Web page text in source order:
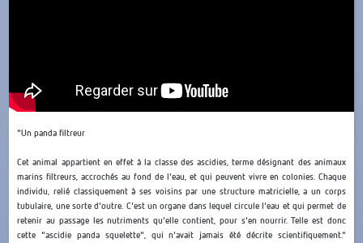
"Un panda filtreur
Cet animal appartient en effet à la classe des ascidies, terme désignant des animaux
marins filtreurs, accrochés au fond de l'eau, et qui peuvent vivre en colonies. Chaque
individu, relié classiquement à ses voisins par une structure matricielle, a un corps
tubulaire, une sorte d'outre. C'est un organe dans lequel circule l'eau et qui permet de
retenir au passage les nutriments qu'elle contient, pour s'en nourrir. Telle est donc
cette "ascidie panda squelette", qui n'avait jamais été décrite scientifiquement."